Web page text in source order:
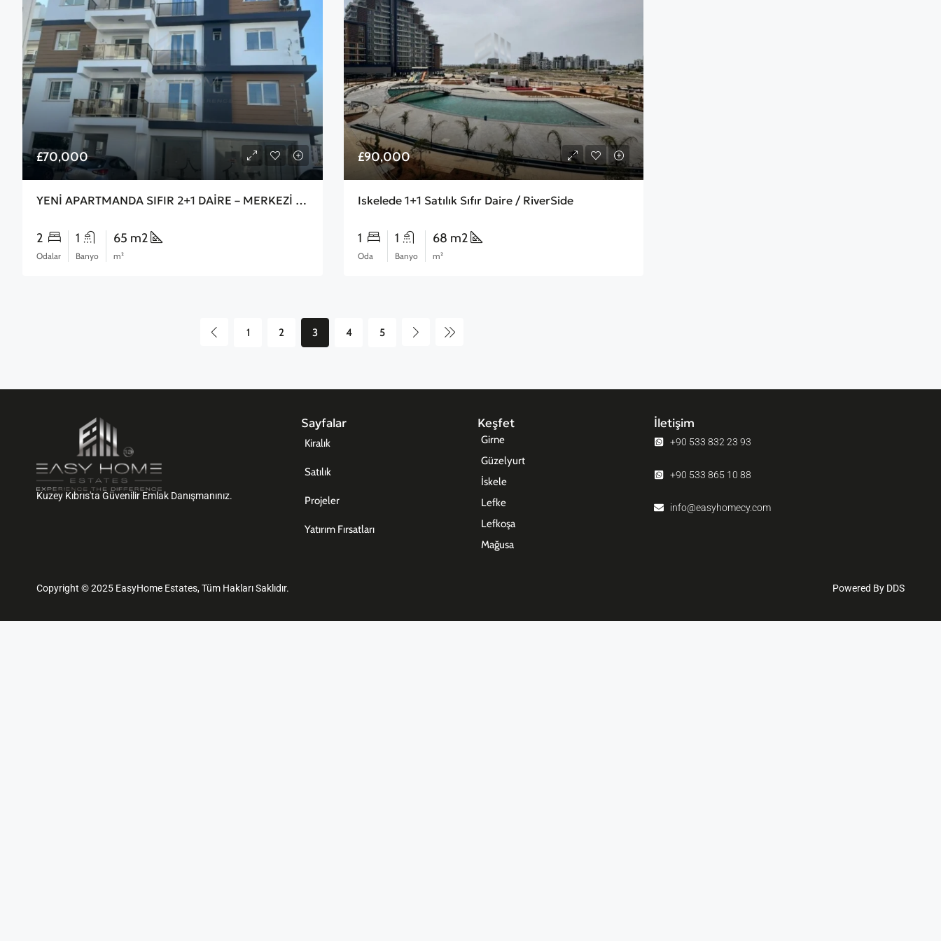
£70,000
YENİ APARTMANDA SIFIR 2+1 DAİRE – MERKEZİ KONUMDA!
2
Odalar
1
Banyo
65 m2
m²
£90,000
Iskelede 1+1 Satılık Sıfır Daire / RiverSide
1
Oda
1
Banyo
68 m2
m²
1 2 3 4 5
Kuzey Kıbrıs'ta Güvenilir Emlak Danışmanınız.
Sayfalar
Kiralık
Satılık
Projeler
Yatırım Fırsatları
Keşfet
Girne
Güzelyurt
İskele
Lefke
Lefkoşa
Mağusa
İletişim
+90 533 832 23 93
+90 533 865 10 88
info@easyhomecy.com
Copyright © 2025 EasyHome Estates, Tüm Hakları Saklıdır. Powered By DDS